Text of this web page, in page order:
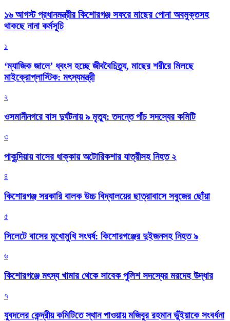
১৬ আগস্ট প্রধানমন্ত্রীর কিশোরগঞ্জ সফরে মাছের পোনা অবমুক্তসহ
থাকছে নানা কর্মসূচি
১
‘ম্যাজিক জালে’ ধ্বংস হচ্ছে জীববৈচিত্র্য, মাছের শরীরে মিলছে
মাইক্রোপ্লাস্টিক: মৎস্যমন্ত্রী
২
ওসমানীনগরে বাস দুর্ঘটনায় ৯ মৃত্যু: তদন্তে পাঁচ সদস্যের কমিটি
৩
পাকুন্দিয়ায় বাসের ধাক্কায় অটোরিকশার যাত্রীসহ নিহত ২
৪
কিশোরগঞ্জ সরকারি বালক উচ্চ বিদ্যালয়ের ছাত্রাবাসে সবুজের ছোঁয়া
৫
সিলেটে বাসের মুখোমুখি সংঘর্ষ: কিশোরগঞ্জের দুইজনসহ নিহত ৯
৬
কিশোরগঞ্জে মৎস্য খামার থেকে সাবেক পুলিশ সদস্যের মরদেহ উদ্ধার
৭
যুবদলের কেন্দ্রীয় কমিটিতে স্থান পাওয়ায় মজিবুর রহমান ভুঁইয়াকে সংবর্ধনা